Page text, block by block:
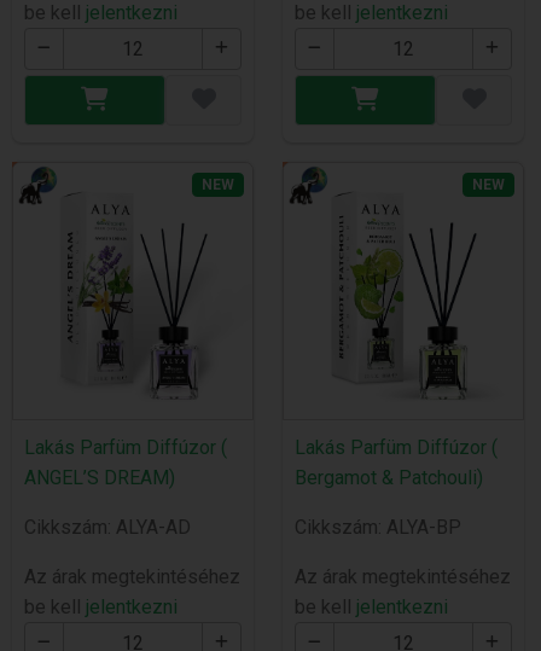
be kell jelentkezni
be kell jelentkezni
NEW
Lakás Parfüm Diffúzor (
ANGEL’S DREAM)
Cikkszám: ALYA-AD
Az árak megtekintéséhez
be kell jelentkezni
NEW
Lakás Parfüm Diffúzor (
Bergamot & Patchouli)
Cikkszám: ALYA-BP
Az árak megtekintéséhez
be kell jelentkezni